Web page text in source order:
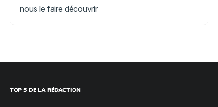
nous le faire découvrir
TOP 5 DE LA RÉDACTION